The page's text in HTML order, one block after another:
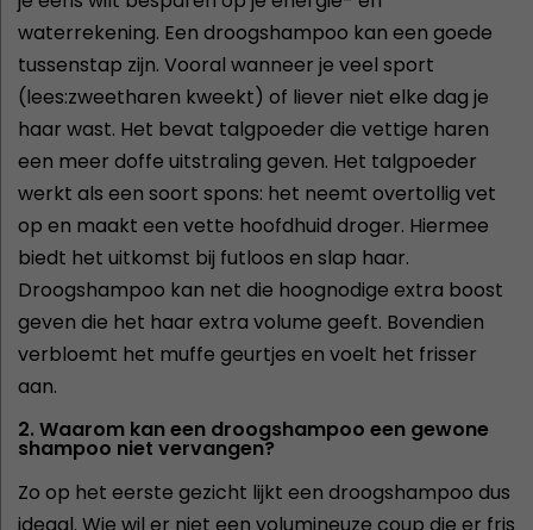
waterrekening. Een droogshampoo kan een goede
tussenstap zijn. Vooral wanneer je veel sport
(lees:zweetharen kweekt) of liever niet elke dag je
haar wast. Het bevat talgpoeder die vettige haren
een meer doffe uitstraling geven. Het talgpoeder
werkt als een soort spons: het neemt overtollig vet
op en maakt een vette hoofdhuid droger. Hiermee
biedt het uitkomst bij futloos en slap haar.
Droogshampoo kan net die hoognodige extra boost
geven die het haar extra volume geeft. Bovendien
verbloemt het muffe geurtjes en voelt het frisser
aan.
2. Waarom kan een droogshampoo een gewone
shampoo niet vervangen?
Zo op het eerste gezicht lijkt een droogshampoo dus